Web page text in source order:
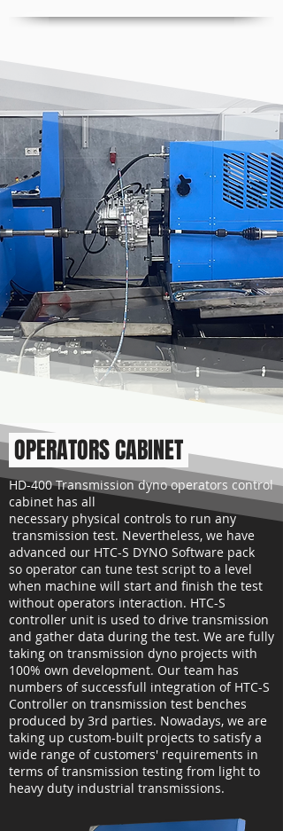
OPERATORS CABINET
HD-400 Transmission dyno operators control
cabinet has all
necessary physical controls to run any
transmission test. Nevertheless, we have
advanced our HTC-S DYNO Software pack
so operator can tune test script to a level
when machine will start and finish the test
without operators interaction. HTC-S
controller unit is used to drive transmission
and gather data during the test. We are fully
taking on transmission dyno projects with
100% own development. Our team has
numbers of successfull integration of HTC-S
Controller on transmission test benches
produced by 3rd parties. Nowadays, we are
taking up custom-built projects to satisfy a
wide range of customers' requirements in
terms of transmission testing from light to
heavy duty industrial transmissions.